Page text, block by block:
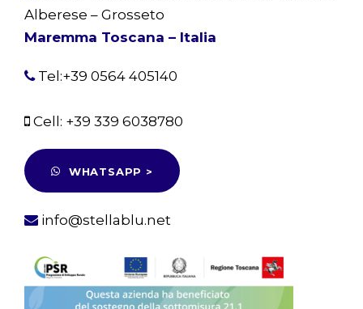
Alberese – Grosseto
Maremma Toscana – Italia
Tel:+39 0564 405140
Cell: +39 339 6038780
WHATSAPP >
info@stellablu.net